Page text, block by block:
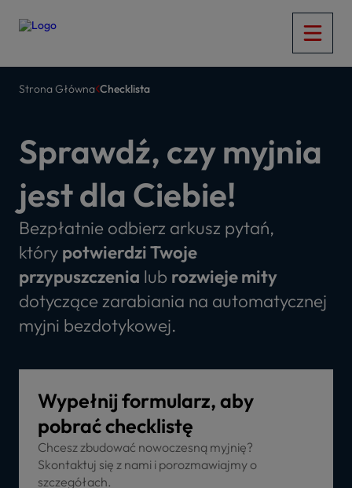
Strona Główna Checklista
Sprawdź, czy myjnia
jest dla Ciebie!
Bezpłatnie odbierz arkusz pytań,
który potwierdzi Twoje
przypuszczenia lub rozwieje mity
dotyczące zarabiania na automatycznej
myjni bezdotykowej.
Wypełnij formularz, aby
pobrać checklistę
Chcesz zbudować nowoczesną myjnię?
Skontaktuj się z nami i porozmawiajmy o
szczegółach.